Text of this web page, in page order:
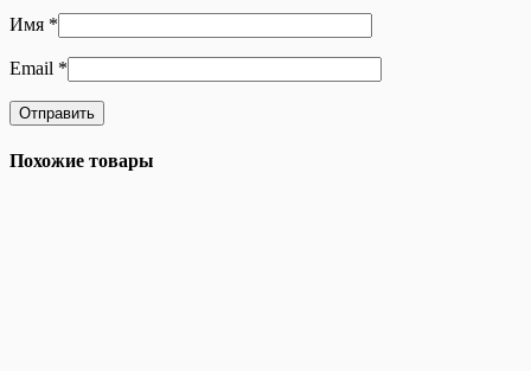
Имя *
Email *
Похожие товары